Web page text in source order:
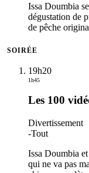
Issa Doumbia
dégustation de
de pêche
SOIRÉE
19h20
1h45
Les 100
Divertissement
-Tout
Issa Doumbia
qui ne va pas